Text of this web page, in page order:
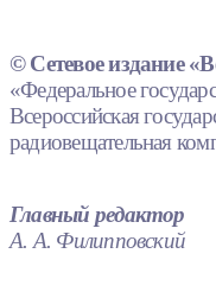
© Сетевое издание
«Федеральное
Всероссийская
радиовещательная
Главный редактор
А. А. Филипповский